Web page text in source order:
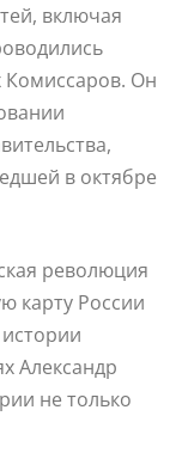
включая
Комиссаров. Он
в октябре
революция
карту России
Александр
не только